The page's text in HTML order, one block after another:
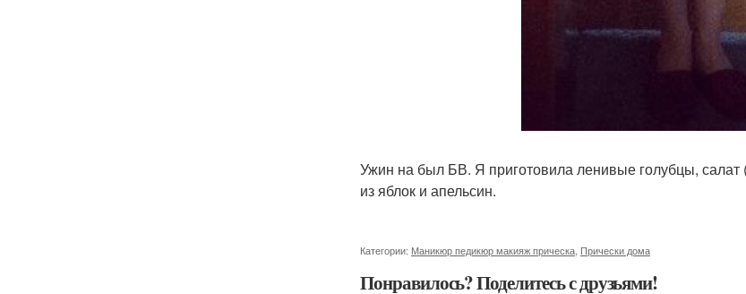
Ужин на был БВ. Я приготовила ленивые голубцы, салат
из яблок и апельсин.
Категории: Маникюр педикюр макияж прическа Прически дома
Понравилось? Поделитесь с друзьями!